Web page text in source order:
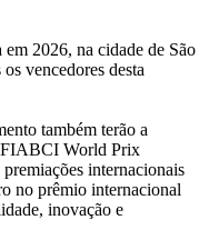
2026, na cidade de São
vencedores desta
também terão a
FIABCI World Prix
internacionais
no prêmio internacional
inovação e